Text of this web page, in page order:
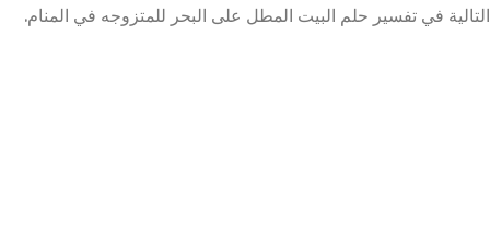
التالية في تفسير حلم البيت المطل على البحر للمتزوجه في المنام.